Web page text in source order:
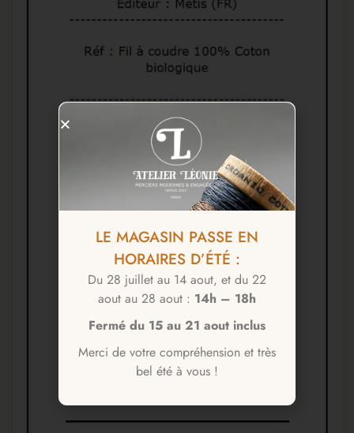
LE MAGASIN PASSE EN
HORAIRES D’ÉTÉ :
Du 28 juillet au 14 aout, et du 22
aout au 28 aout : 14h – 18h
Fermé du 15 au 21 aout inclus
Merci de votre compréhension et très
bel été à vous !